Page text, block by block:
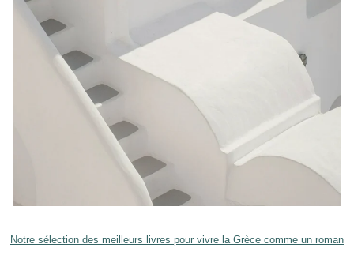
Notre sélection des meilleurs livres pour vivre la Grèce comme un roman